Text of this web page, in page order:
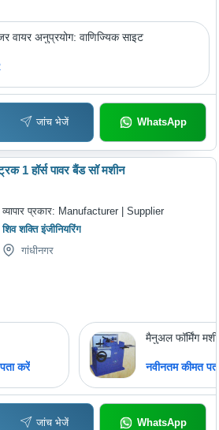
वायर अनुप्रयोग: वाणिज्यिक साइट
जांच भेजें WhatsApp
1 हॉर्स पावर बैंड सॉ मशीन
व्यापार प्रकार: Manufacturer | Supplier
शिव शक्ति इंजीनियरिंग
गांधीनगर
करें
मैनुअल फॉर्मिंग
नवीनतम कीमत
जांच भेजें WhatsApp